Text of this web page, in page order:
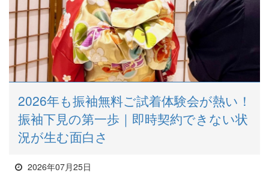
2026年も振袖無料ご試着体験会が熱い！
振袖下見の第一歩｜即時契約できない状
況が生む面白さ
2026年07月25日